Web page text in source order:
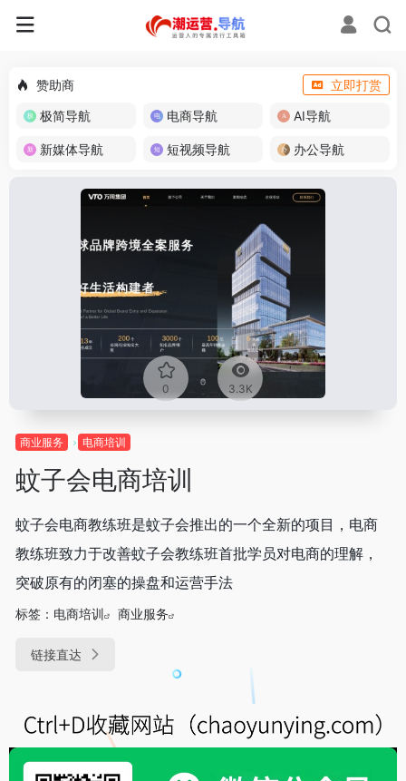
赞助商
立即打赏
极简导航
电商导航 AI导航
新媒体导航 短视频导航 办公导航
0 3.3K
商业服务 电商培训
蚊子会电商培训
蚊子会电商教练班是蚊子会推出的一个全新的项目，电商
教练班致力于改善蚊子会教练班首批学员对电商的理解，
突破原有的闭塞的操盘和运营手法
标签： 电商培训 商业服务
链接直达